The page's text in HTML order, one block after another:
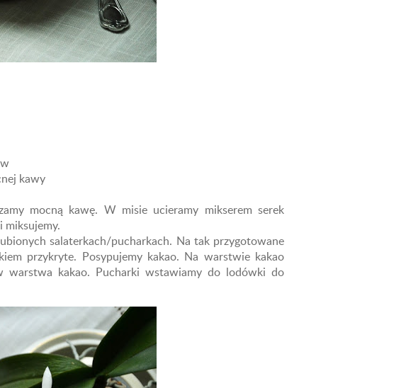
kawy
mocną kawę. W misie ucieramy mikserem serek
miksujemy.
salaterkach/pucharkach. Na tak przygotowane
przykryte. Posypujemy kakao. Na warstwie kakao
warstwa kakao. Pucharki wstawiamy do lodówki do